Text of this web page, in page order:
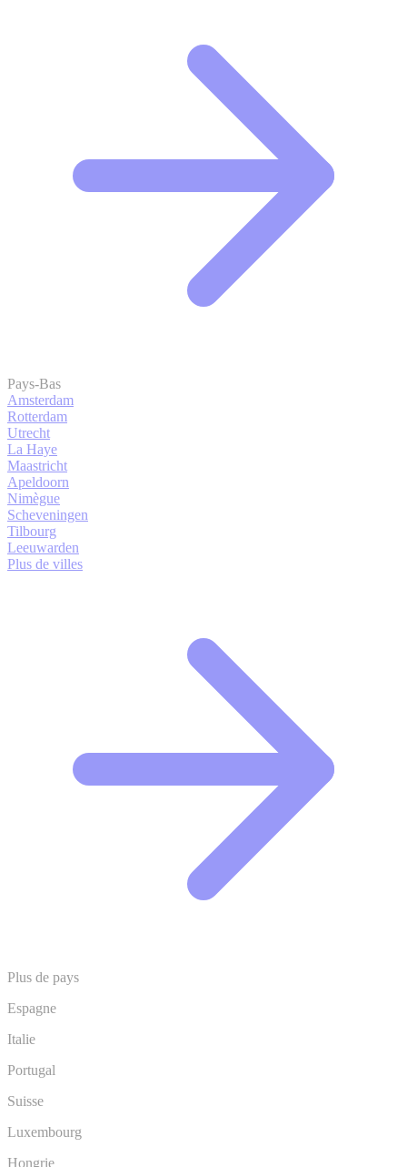
Pays-Bas
Amsterdam
Rotterdam
Utrecht
La Haye
Maastricht
Apeldoorn
Nimègue
Scheveningen
Tilbourg
Leeuwarden
Plus de villes
Plus de pays
Espagne
Italie
Portugal
Suisse
Luxembourg
Hongrie